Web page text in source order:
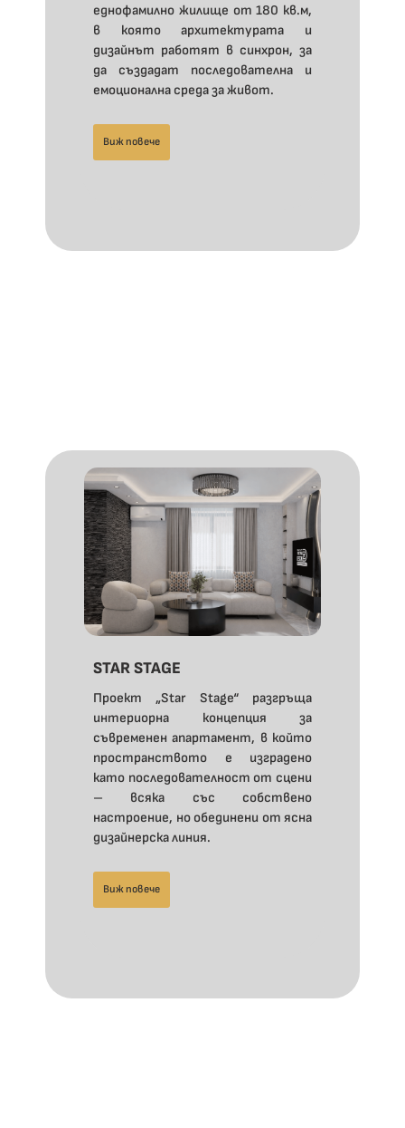
еднофамилно жилище от 180 кв.м,
в която архитектурата и
дизайнът работят в синхрон, за
да създадат последователна и
емоционална среда за живот.
Виж повече
STAR STAGE
Проект „Star Stage“ разгръща
интериорна концепция за
съвременен апартамент, в който
пространството е изградено
като последователност от сцени
– всяка със собствено
настроение, но обединени от ясна
дизайнерска линия.
Виж повече